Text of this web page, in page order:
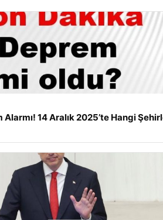
14 Aralık 2025’te Hangi